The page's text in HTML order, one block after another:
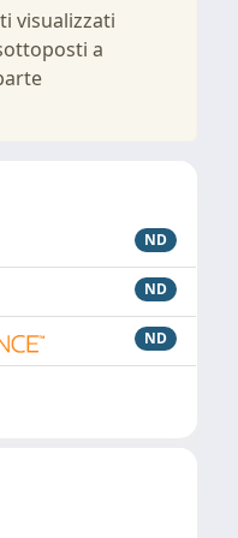
visualizzati
a
ND
ND
ND